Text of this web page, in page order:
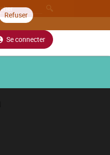
Refuser
Se connecter